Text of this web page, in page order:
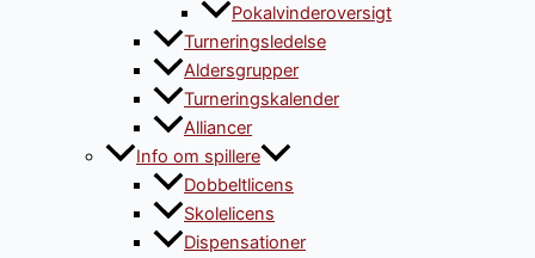
Pokalvinderoversigt
Turneringsledelse
Aldersgrupper
Turneringskalender
Alliancer
Info om spillere
Dobbeltlicens
Skolelicens
Dispensationer